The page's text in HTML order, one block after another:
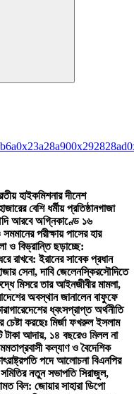
0x23a28a900x292828ad
হাইকমিশনার দীনেশ
বেশি ধর্মীয় প্রতিষ্ঠানগাজা
আরবে অগ্নিকাণ্ডে ১৬
পরীক্ষায় পাসের হার
ও বিভ্রান্তি ছড়াচ্ছে:
রাখবে: ইরানের সাবেক প্রধান
সেনা, দাবি জেলেনস্কিরসৌদিতে
মিসরে তার আইনজীবীর মামলা,
অবস্থান জানালেন বাফুফে
দেশের ধ্বংসপ্রাপ্ত অর্থনীতি
করছেঃ মির্জা ফখরুল ইসলাম
টাকা আদায়, ১৪ বছরেও মিলল না
প্রবাসী কল্যাণ ও বৈদেশিক
রাষ্ট্রপতি পদে আলোচনা বিএনপির
নতুন সভাপতি সিরাজুল,
বিল: জোয়ার সাহারা ডিপো